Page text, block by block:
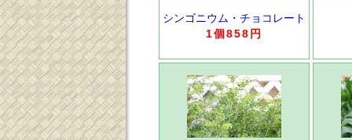
シンゴニウム・チョコレート
1個858円